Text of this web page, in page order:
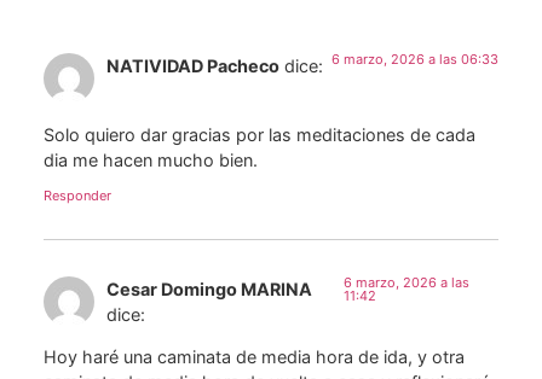
NATIVIDAD Pacheco dice: 6 marzo, 2026 a las 06:33
Solo quiero dar gracias por las meditaciones de cada
dia me hacen mucho bien.
Responder
Cesar Domingo MARINA
dice:
6 marzo, 2026 a las
11:42
Hoy haré una caminata de media hora de ida, y otra